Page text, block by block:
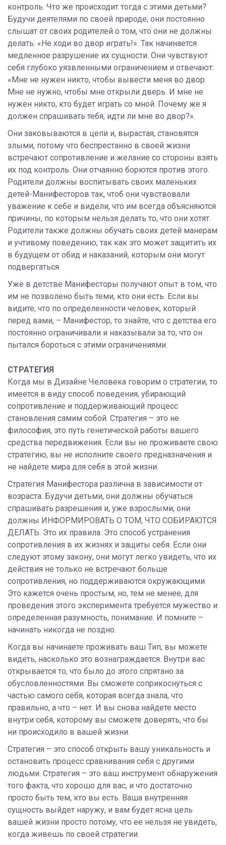
контроль. Что же происходит тогда с этими детьми?
Будучи деятелями по своей природе, они постоянно
слышат от своих родителей о том, что они не должны
делать: «Не ходи во двор играть!». Так начинается
медленное разрушение их сущности. Они чувствуют
себя глубоко уязвленными ограничением и отвечают:
«Мне не нужен никто, чтобы вывести меня во двор.
Мне не нужно, чтобы мне открыли дверь. И мне не
нужен никто, кто будет играть со мной. Почему же я
должен спрашивать тебя, идти ли мне во двор?».
Они заковываются в цепи и, вырастая, становятся
злыми, потому что беспрестанно в своей жизни
встречают сопротивление и желание со стороны взять
их под контроль. Они отчаянно борются против этого.
Родители должны воспитывать своих маленьких
детей-Манифесторов так, чтоб они чувствовали
уважение к себе и видели, что им всегда объясняются
причины, по которым нельзя делать то, что они хотят.
Родители также должны обучать своих детей манерам
и учтивому поведению, так как это может защитить их
в будущем от обид и наказаний, которым они могут
подвергаться
Уже в детстве Манифесторы получают опыт в том, что
им не позволено быть теми, кто они есть. Если вы
видите, что по определенности человек, который
перед вами, – Манифестор, то знайте, что с детства его
постоянно ограничивали и наказывали за то, что он
пытался бороться с этими ограничениями.
СТРАТЕГИЯ
Когда мы в Дизайне Человека говорим о стратегии, то
имеется в виду способ поведения, убирающий
сопротивление и поддерживающий процесс
становления самим собой. Стратегия – это не
философия, это путь генетической работы вашего
средства передвижения. Если вы не проживаете свою
стратегию, вы не исполните своего предназначения и
не найдете мира для себя в этой жизни.
Стратегия Манифестора различна в зависимости от
возраста. Будучи детьми, они должны обучаться
спрашивать разрешения и, уже взрослыми, они
должны ИНФОРМИРОВАТЬ О ТОМ, ЧТО СОБИРАЮТСЯ
ДЕЛАТЬ. Это их правила. Это способ устранения
сопротивления в их жизнях и защиты себя. Если они
следуют этому закону, они могут легко увидеть, что их
действия не только не встречают больше
сопротивления, но поддерживаются окружающими.
Это кажется очень простым, но, тем не менее, для
проведения этого эксперимента требуется мужество и
определенная разумность, понимание. И помните –
начинать никогда не поздно.
Когда вы начинаете проживать ваш Тип, вы можете
видеть, насколько это вознаграждается. Внутри вас
открывается то, что было до этого спрятано за
обусловленностями. Вы сможете соприкоснуться с
частью самого себя, которая всегда знала, что
правильно, а что – нет. И вы снова найдете место
внутри себя, которому вы сможете доверять, что бы
ни происходило в вашей жизни.
Стратегия – это способ открыть вашу уникальность и
остановить процесс сравнивания себя с другими
людьми. Стратегия – это ваш инструмент обнаружения
того факта, что хорошо для вас, и что достаточно
просто быть тем, кто вы есть. Ваша внутренняя
сущность выйдет наружу, и вам будет ясна цель
вашей жизни просто потому, что ее нельзя не увидеть,
когда живешь по своей стратегии.